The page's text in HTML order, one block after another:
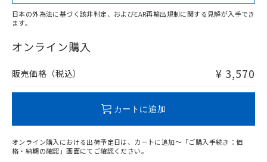
在庫等で未対応品が混在する可能性があります。
問い合わせください。
日本の外為法に基づく該非判定、およびEAR再輸出規制に関する見解が入手でき
ます。
オンライン購入
販売価格（税込） ¥ 3,570
カートに追加
オンライン購入における出荷予定日は、カートに追加～「ご購入手続き：価
格・納期の確認」画面にてご確認ください。